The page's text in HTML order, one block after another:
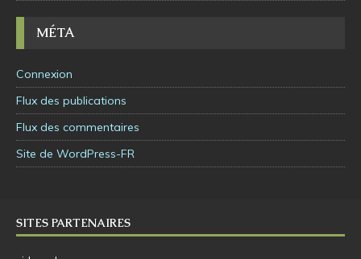
MÉTA
Connexion
Flux des publications
Flux des commentaires
Site de WordPress-FR
SITES PARTENAIRES